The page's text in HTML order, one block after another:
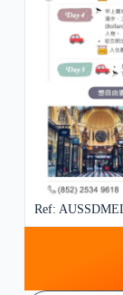
Ref: